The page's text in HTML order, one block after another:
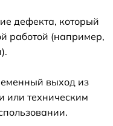
дефекта, который
работой (например,
выход из
или техническим